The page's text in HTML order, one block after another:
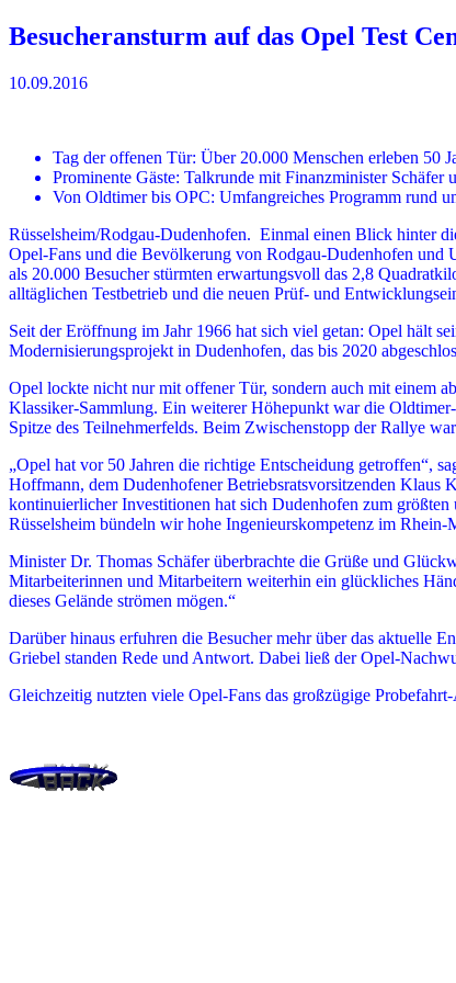
Besucheransturm auf das Opel Test
10.09.2016
Tag der offenen Tür: Über 20.000 Menschen erleben 50
Prominente Gäste: Talkrunde mit Finanzminister Schäfer
Von Oldtimer bis OPC: Umfangreiches Programm rund
Rüsselsheim/Rodgau-Dudenhofen. Einmal einen Blick hinter
Opel-Fans und die Bevölkerung von Rodgau-Dudenhofen und
als 20.000 Besucher stürmten erwartungsvoll das 2,8
alltäglichen Testbetrieb und die neuen Prüf- und
Seit der Eröffnung im Jahr 1966 hat sich viel getan: Opel hält
Modernisierungsprojekt in Dudenhofen, das bis 2020
Opel lockte nicht nur mit offener Tür, sondern auch mit einem
Klassiker-Sammlung. Ein weiterer Höhepunkt war die
Spitze des Teilnehmerfelds. Beim Zwischenstopp der Rallye
„Opel hat vor 50 Jahren die richtige Entscheidung getroffen“,
Hoffmann, dem Dudenhofener Betriebsratsvorsitzenden Klaus
kontinuierlicher Investitionen hat sich Dudenhofen zum
Rüsselsheim bündeln wir hohe Ingenieurskompetenz im
Minister Dr. Thomas Schäfer überbrachte die Grüße und
Mitarbeiterinnen und Mitarbeitern weiterhin ein glückliches
dieses Gelände strömen mögen.“
Darüber hinaus erfuhren die Besucher mehr über das aktuelle
Griebel standen Rede und Antwort. Dabei ließ der Opel-
Gleichzeitig nutzten viele Opel-Fans das großzügige